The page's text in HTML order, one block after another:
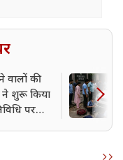
वालों की
शुरू किया
पर